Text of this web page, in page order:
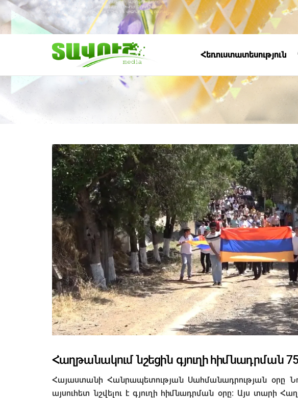
Հեռուստատեսություն
Հաղթանակում նշեցին գյուղի հիմնադրման
Հայաստանի Հանրապետության Սահմանադրության օրը
այսուհետ նշվելու է գյուղի հիմնադրման օրը։ Այս տարի